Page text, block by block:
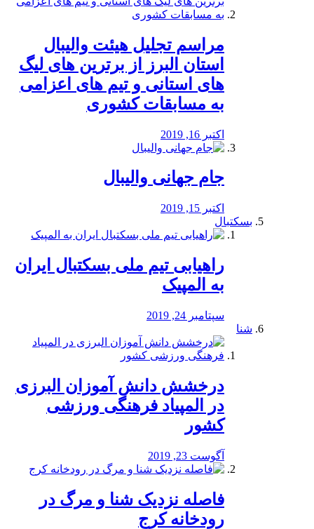
مراسم تجلیل هیئت والیبال
استان البرز از برترین های لیگ
های استانی و تیم های اعزامی
به مسابقات کشوری
اکتبر 16, 2019
جام جهانی والیبال
اکتبر 15, 2019
بسکتبال
راهیابی تیم ملی بسکتبال ایران
به المپیک
سپتامبر 24, 2019
شنا
درخشش دانش آموزان البرزی
در المپیاد فرهنگی ورزشی
کشور
آگوست 23, 2019
️فاصله نزدیک شنا و مرگ در
رودخانه کرج